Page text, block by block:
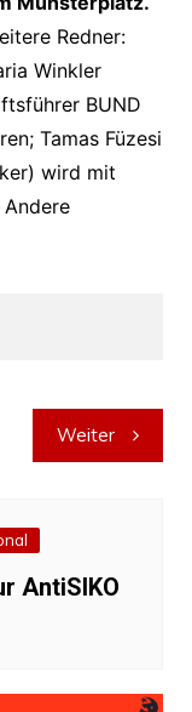
Redner:
Winkler
BUND
Tamas Füzesi
wird mit
Weiter
AntiSIKO